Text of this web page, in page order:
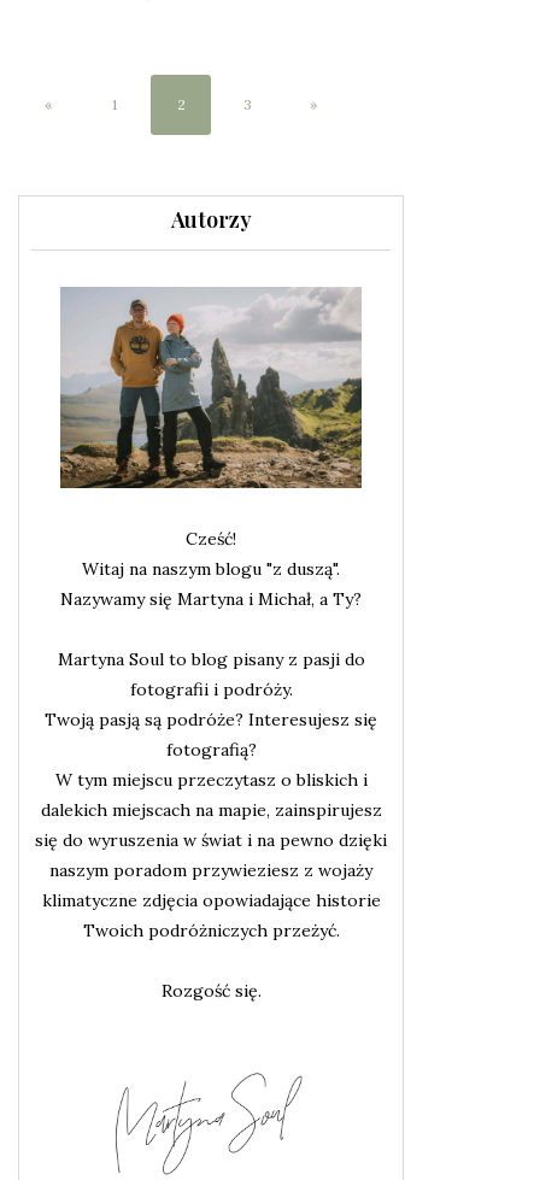
« 1 2 3 »
Autorzy
Cześć!
Witaj na naszym blogu "z duszą".
Nazywamy się Martyna i Michał, a Ty?
Martyna Soul to blog pisany z pasji do
fotografii i podróży.
Twoją pasją są podróże? Interesujesz się
fotografią?
W tym miejscu przeczytasz o bliskich i
dalekich miejscach na mapie, zainspirujesz
się do wyruszenia w świat i na pewno dzięki
naszym poradom przywieziesz z wojaży
klimatyczne zdjęcia opowiadające historie
Twoich podróżniczych przeżyć.
Rozgość się.